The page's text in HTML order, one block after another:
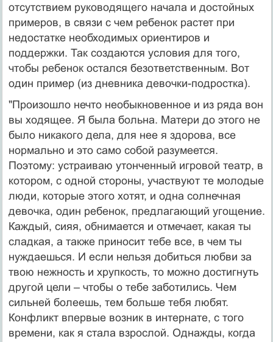
отсутствием руководящего начала и достойных
примеров, в связи с чем ребенок растет при
недостатке необходимых ориентиров и
поддержки. Так создаются условия для того,
чтобы ребенок остался безответственным. Вот
один пример (из дневника девочки-подростка).
"Произошло нечто необыкновенное и из ряда вон
вы ходящее. Я была больна. Матери до этого не
было никакого дела, для нее я здорова, все
нормально и это само собой разумеется.
Поэтому: устраиваю утонченный игровой театр, в
котором, с одной стороны, участвуют те молодые
люди, которые этого хотят, и одна солнечная
девочка, один ребенок, предлагающий угощение.
Каждый, сияя, обнимается и отмечает, какая ты
сладкая, а также приносит тебе все, в чем ты
нуждаешься. И если нельзя добиться любви за
твою нежность и хрупкость, то можно достигнуть
другой цели – чтобы о тебе заботились. Чем
сильней болеешь, тем больше тебя любят.
Конфликт впервые возник в интернате, с того
времени, как я стала взрослой. Однажды, когда